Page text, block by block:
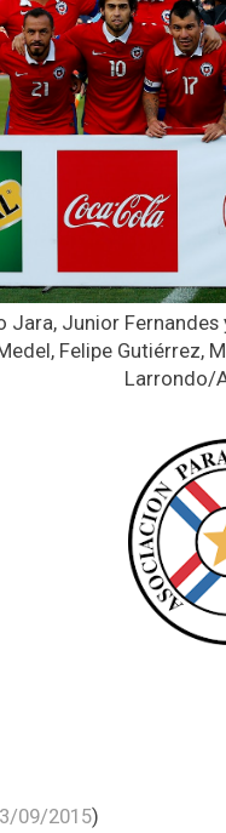
Jara, Junior
Felipe Gutiérrez,
Larrondo/
09/2015)